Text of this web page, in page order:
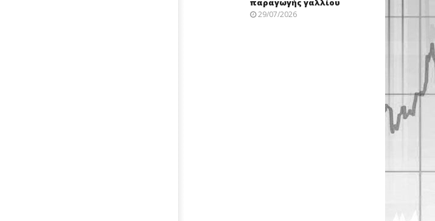
παραγωγής γαλλίου
29/07/2026